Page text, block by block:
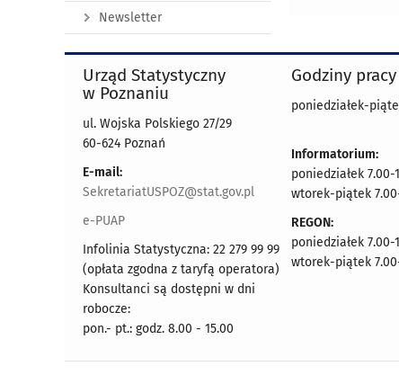
Newsletter
Urząd Statystyczny
w Poznaniu
ul. Wojska Polskiego 27/29
60-624 Poznań
E-mail:
SekretariatUSPOZ@stat.gov.pl
e-PUAP
Infolinia Statystyczna: 22 279 99 99
(opłata zgodna z taryfą operatora)
Konsultanci są dostępni w dni
robocze:
pon.- pt.: godz. 8.00 - 15.00
Godziny
poniedziałek-
Informatorium:
poniedziałek 7.00-
wtorek-piątek
REGON:
poniedziałek 7.00-
wtorek-piątek